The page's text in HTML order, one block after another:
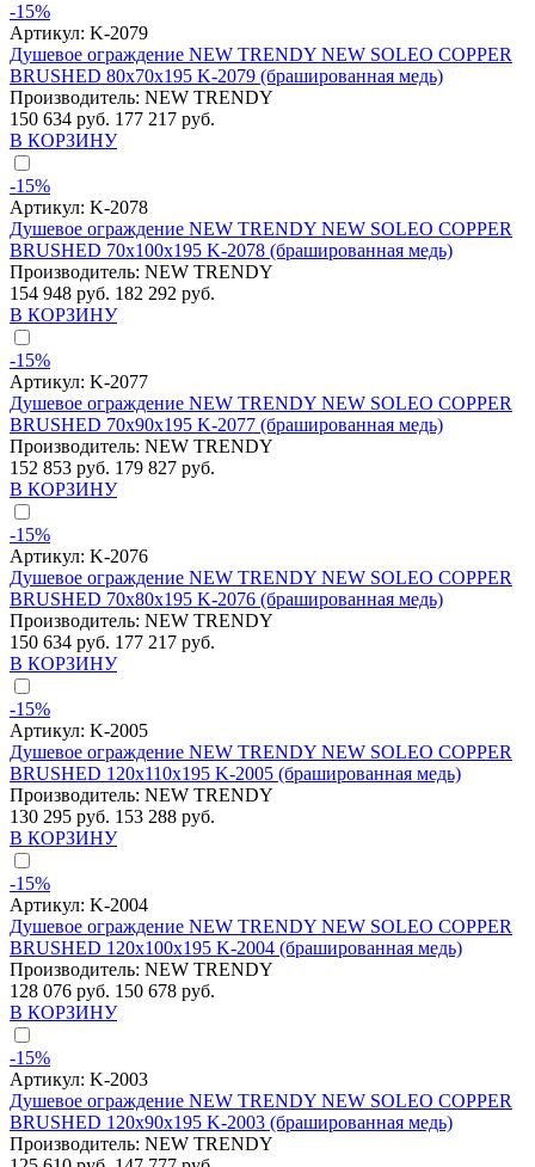
-15%
Артикул: K-2079
Душевое ограждение NEW TRENDY NEW SOLEO COPPER
BRUSHED 80x70x195 K-2079 (брашированная медь)
Производитель: NEW TRENDY
150 634 руб. 177 217 руб.
В КОРЗИНУ
-15%
Артикул: K-2078
Душевое ограждение NEW TRENDY NEW SOLEO COPPER
BRUSHED 70x100x195 K-2078 (брашированная медь)
Производитель: NEW TRENDY
154 948 руб. 182 292 руб.
В КОРЗИНУ
-15%
Артикул: K-2077
Душевое ограждение NEW TRENDY NEW SOLEO COPPER
BRUSHED 70x90x195 K-2077 (брашированная медь)
Производитель: NEW TRENDY
152 853 руб. 179 827 руб.
В КОРЗИНУ
-15%
Артикул: K-2076
Душевое ограждение NEW TRENDY NEW SOLEO COPPER
BRUSHED 70x80x195 K-2076 (брашированная медь)
Производитель: NEW TRENDY
150 634 руб. 177 217 руб.
В КОРЗИНУ
-15%
Артикул: K-2005
Душевое ограждение NEW TRENDY NEW SOLEO COPPER
BRUSHED 120x110x195 K-2005 (брашированная медь)
Производитель: NEW TRENDY
130 295 руб. 153 288 руб.
В КОРЗИНУ
-15%
Артикул: K-2004
Душевое ограждение NEW TRENDY NEW SOLEO COPPER
BRUSHED 120x100x195 K-2004 (брашированная медь)
Производитель: NEW TRENDY
128 076 руб. 150 678 руб.
В КОРЗИНУ
-15%
Артикул: K-2003
Душевое ограждение NEW TRENDY NEW SOLEO COPPER
BRUSHED 120x90x195 K-2003 (брашированная медь)
Производитель: NEW TRENDY